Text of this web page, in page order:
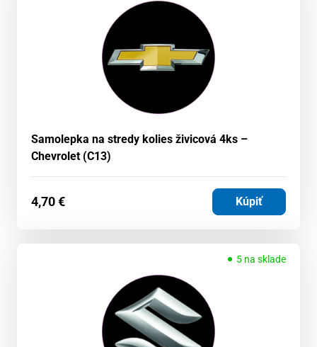
Samolepka na stredy kolies živicová 4ks –
Chevrolet (C13)
4,70€ Kúpiť
5 na sklade